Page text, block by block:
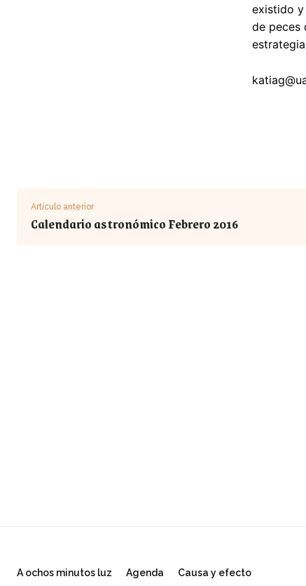
existido y
de peces
Artículo anterior
Calendario astronómico Febrero 2016
A ochos minutos luz Agenda Causa y efecto